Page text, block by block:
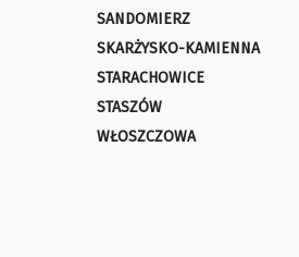
SANDOMIERZ
SKARŻYSKO-KAMIENNA
STARACHOWICE
STASZÓW
WŁOSZCZOWA